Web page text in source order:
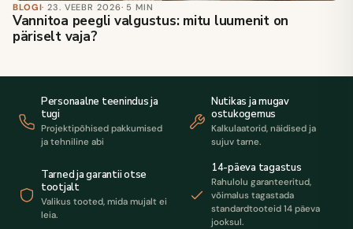
BLOGI· 23. VEEBR 2026· 5 MIN
Vannitoa peegli valgustus: mitu luumenit on
päriselt vaja?
Personaalne teenindus ja
tugi
Projektipõhised pakkumised
ja tehniline abi
Nutikas ja mugav
ostukogemus
Kalkulaatorid, näidised ja
sujuv tarne.
Tarned ja garantii otse
tootjalt
Valikus tooted, mida mujalt ei
leia.
14-päeva tagastus
Rahulolu garanteeritud,
võimalus tagastada
standardtooteid 14 päeva
jooksul.